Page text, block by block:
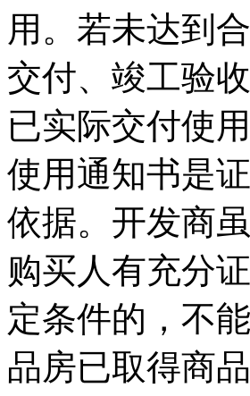
用。若未达到
交付、竣工验
已实际交付使
使用通知书是
依据。开发商
购买人有充分
定条件的，不
品房已取得商